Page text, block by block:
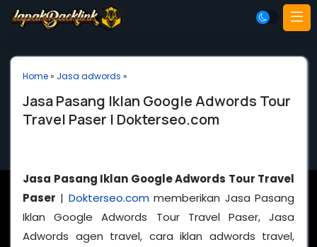
Home» Jasa adwords »
Jasa Pasang Iklan Google Adwords Tour
Travel Paser | Dokterseo.com
Jasa Pasang Iklan Google Adwords Tour Travel
Paser | Dokterseo.commemberikan Jasa Pasang
Iklan Google Adwords Tour Travel Paser, Jasa
Adwords agen travel, cara iklan adwords travel,